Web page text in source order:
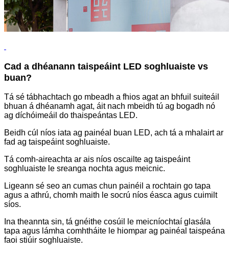
Cad a dhéanann taispeáint LED soghluaiste vs
buan?
Tá sé tábhachtach go mbeadh a fhios agat an bhfuil suiteáil
bhuan á dhéanamh agat, áit nach mbeidh tú ag bogadh nó
ag díchóimeáil do thaispeántas LED.
Beidh cúl níos iata ag painéal buan LED, ach tá a mhalairt ar
fad ag taispeáint soghluaiste.
Tá comh-aireachta ar ais níos oscailte ag taispeáint
soghluaiste le sreanga nochta agus meicnic.
Ligeann sé seo an cumas chun painéil a rochtain go tapa
agus a athrú, chomh maith le socrú níos éasca agus cuimilt
síos.
Ina theannta sin, tá gnéithe cosúil le meicníochtaí glasála
tapa agus lámha comhtháite le hiompar ag painéal taispeána
faoi stiúir soghluaiste.